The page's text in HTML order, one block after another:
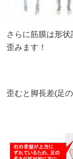
さらに筋膜は形
歪みます！
歪むと脚長差(足